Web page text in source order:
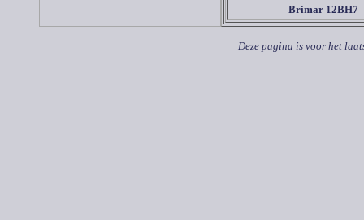
Brimar 12BH7
Deze pagina is voor het